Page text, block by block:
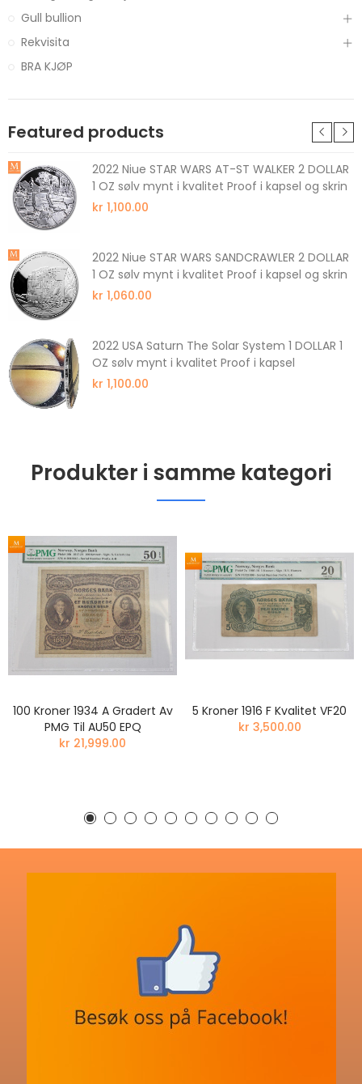
Gull bullion
Rekvisita
BRA KJØP
Featured products
2022 Niue STAR WARS AT-ST WALKER 2 DOLLAR
1 OZ sølv mynt i kvalitet Proof i kapsel og skrin
kr 1,100.00
2022 Niue STAR WARS SANDCRAWLER 2 DOLLAR
1 OZ sølv mynt i kvalitet Proof i kapsel og skrin
kr 1,060.00
2022 USA Saturn The Solar System 1 DOLLAR 1
OZ sølv mynt i kvalitet Proof i kapsel
kr 1,100.00
Produkter i samme kategori
100 Kroner 1934 A Gradert Av
PMG Til AU50 EPQ
kr 21,999.00
5 Kroner 1916 F Kvalitet VF20
kr 3,500.00